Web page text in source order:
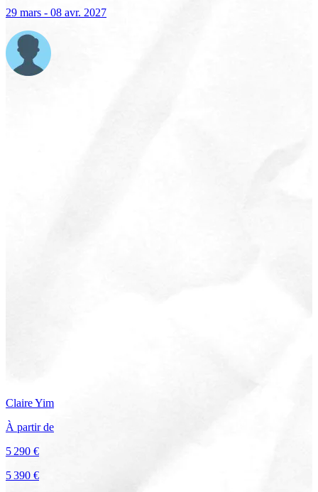
29 mars - 08 avr. 2027
ClaireYim
À partir de
5 290 €
5 390 €